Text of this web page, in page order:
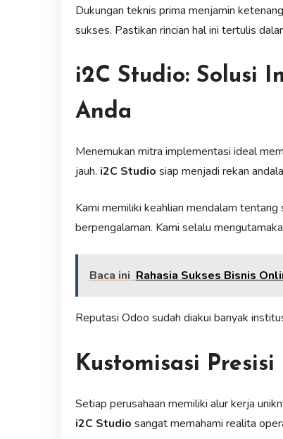
Dukungan teknis prima menjamin
sukses. Pastikan rincian hal ini tertulis
i2C Studio: Solusi
Anda
Menemukan mitra implementasi ideal
jauh. i2C Studio siap menjadi rekan
Kami memiliki keahlian mendalam
berpengalaman. Kami selalu
Baca ini Rahasia Sukses Bisnis
Reputasi Odoo sudah diakui banyak
Kustomisasi
Setiap perusahaan memiliki alur kerja
i2C Studio sangat memahami realita